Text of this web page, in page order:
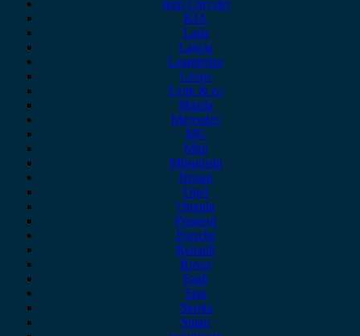
Jeep Chrysler
KIA
Lada
Lancia
Leapmotor
Lexus
Lynk & co
Mazda
Mercedes
MG
Mini
Mitsubishi
Nissan
Opel
Omoda
Peugeot
Porsche
Renault
Rover
Saab
Seat
Skoda
Smart